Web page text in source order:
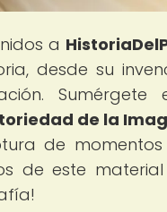
a
desde su
de la
de
de este